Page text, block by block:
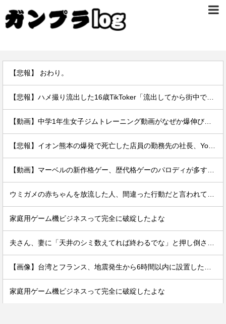
【悲報】 おわり。
家庭用ゲーム機ビジネスって完全に破綻したよな
家庭用ゲーム機ビジネスって完全に破綻したよな